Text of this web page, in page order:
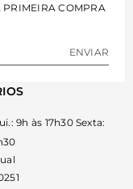
estéticas da
destacam-
sendo ótimos
em jantares ou
PRIMEIRA COMPRA
ENVIAR
9h às 17h30 Sexta: